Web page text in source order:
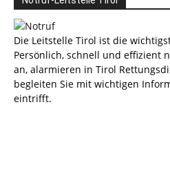
Die Leitstelle Tirol ist die
Persönlich, schnell und effizient
an, alarmieren in Tirol
begleiten Sie mit wichtigen
eintrifft.